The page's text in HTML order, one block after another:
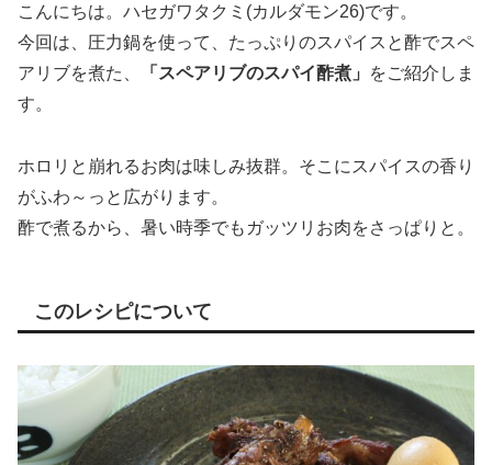
こんにちは。ハセガワタクミ(カルダモン26)です。
今回は、圧力鍋を使って、たっぷりのスパイスと酢でスペ
アリブを煮た、
「スペアリブのスパイ酢煮」
をご紹介しま
す。
ホロリと崩れるお肉は味しみ抜群。そこにスパイスの香り
がふわ～っと広がります。
酢で煮るから、暑い時季でもガッツリお肉をさっぱりと。
このレシピについて